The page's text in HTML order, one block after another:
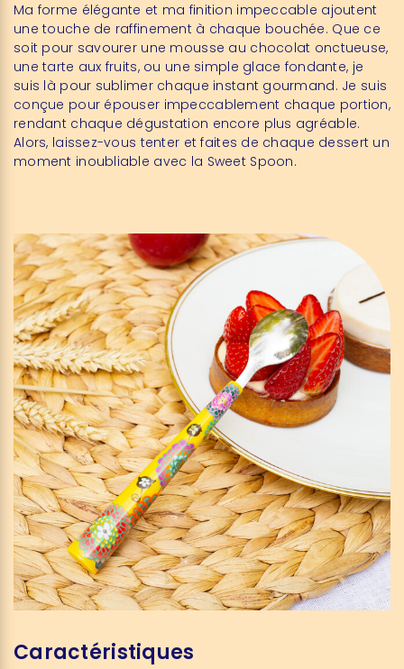
Ma forme élégante et ma finition impeccable ajoutent
une touche de raffinement à chaque bouchée. Que ce
soit pour savourer une mousse au chocolat onctueuse,
une tarte aux fruits, ou une simple glace fondante, je
suis là pour sublimer chaque instant gourmand. Je suis
conçue pour épouser impeccablement chaque portion,
rendant chaque dégustation encore plus agréable.
Alors, laissez-vous tenter et faites de chaque dessert un
moment inoubliable avec la Sweet Spoon.
Caractéristiques